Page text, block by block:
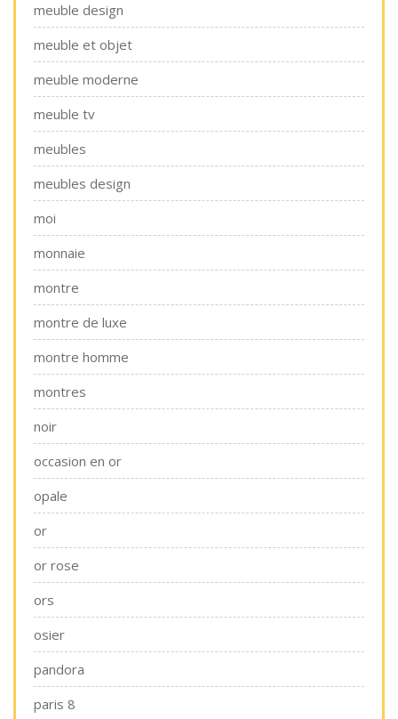
meuble design
meuble et objet
meuble moderne
meuble tv
meubles
meubles design
moi
monnaie
montre
montre de luxe
montre homme
montres
noir
occasion en or
opale
or
or rose
ors
osier
pandora
paris 8